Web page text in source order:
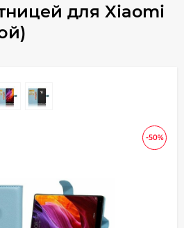
для Xiaomi
-50%